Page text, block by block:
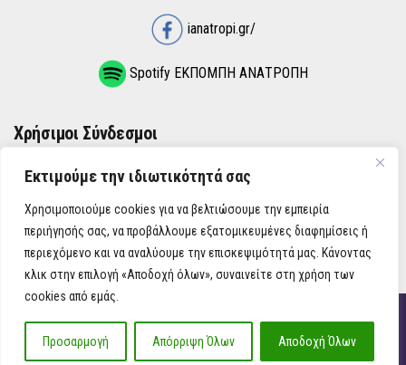
Εκτιμούμε την ιδιωτικότητά σας
Χρησιμοποιούμε cookies για να βελτιώσουμε την εμπειρία
περιήγησής σας, να προβάλλουμε εξατομικευμένες διαφημίσεις ή
περιεχόμενο και να αναλύουμε την επισκεψιμότητά μας. Κάνοντας
κλικ στην επιλογή «Αποδοχή όλων», συναινείτε στη χρήση των
cookies από εμάς.
Προσαρμογή Απόρριψη Όλων Αποδοχή Όλων
ianatropi.gr/
Spotify ΕΚΠΟΜΠΗ ΑΝΑΤΡΟΠΗ
Χρήσιμοι Σύνδεσμοι
ΌΡΟΙ ΧΡΉΣΗΣ
ΠΟΛΙΤΙΚΉ ΑΠΟΡΡΉΤΟΥ
iAnatropi ©
Η Ανατροπή στην Ενημέρωση, την Πολιτική, την Καθημερινότητα